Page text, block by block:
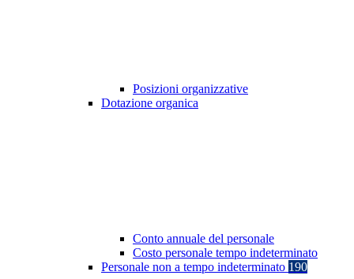
Posizioni organizzative
Dotazione organica
Conto annuale del personale
Costo personale tempo indeterminato
Personale non a tempo indeterminato 190